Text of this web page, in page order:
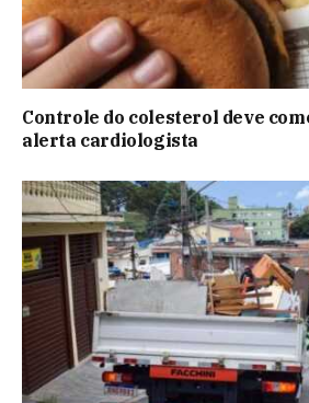
Controle do colesterol deve
alerta cardiologista